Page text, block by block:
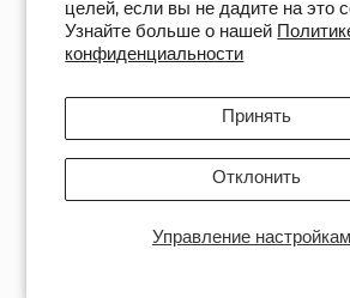
целей, если вы не дадите на это
Узнайте больше о нашей
конфиденциальности
Управление
Принять
Отклонить
Как вернуть
сноуборд для
переработки
Будущее технологии Re-Up™ Tech